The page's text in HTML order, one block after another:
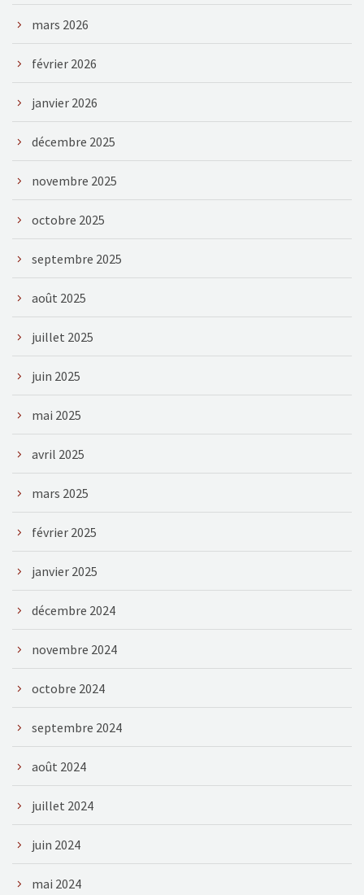
mars 2026
février 2026
janvier 2026
décembre 2025
novembre 2025
octobre 2025
septembre 2025
août 2025
juillet 2025
juin 2025
mai 2025
avril 2025
mars 2025
février 2025
janvier 2025
décembre 2024
novembre 2024
octobre 2024
septembre 2024
août 2024
juillet 2024
juin 2024
mai 2024